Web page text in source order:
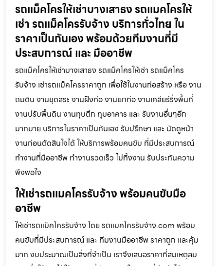
รถแม็คโครให้เช่าบางเสาธง รถแมคโครให้
เช่า รถแม็คโครรับจ้าง บริการทั่วไทย ใน
ราคาเป็นกันเอง พร้อมด้วยทีมงานที่มี
ประสบการณ์ และ มืออาชีพ
รถแม็คโครให้เช่าบางเสาธง รถแม็คโครให้เช่า รถแม็คโคร
รับจ้าง เช่ารถแม็คโครราคาถูก เพื่อใช้ในงานก่อสร้าง หรือ งาน
ถมดิน งานขุดสระ งานฝังท่อ งานยกท่อ งานเคลียร์ริ่งพื้นที่
งานปรับพื้นดิน งานทุบตึก ทุบอาคาร และ รับงานอื่นๆอีก
มากมาย บริการในราคาเป็นกันเอง รับปรึกษา และ นัดดูหน้า
งานก่อนตัดสินใจได้ ให้บริการพร้อมคนขับ ที่มีประสบการณ์
ทำงานที่มืออาชีพ ทำงานรวดเร็ว ไม่ทิ้งงาน รับประกันความ
พึงพอใจ
ให้เช่ารถแมคโครรับจ้าง พร้อมคนขับมือ
อาชีพ
ให้เช่ารถแม็คโครรับจ้าง โดย รถแมคโครรับจ้าง.com พร้อม
คนขับที่มีประสบการณ์ และ ทีมงานมืออาชีพ ราคาถูก และคุ้ม
มาก งบประมาณเป็นสิ่งที่จำเป็น เราจึงเสนอราคาที่สมเหตุสม